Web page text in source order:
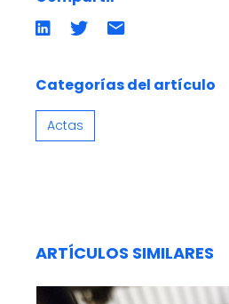
Compartir
en
Compartir
en
Compartir
por
email
Categorías del artículo
Actas
ARTÍCULOS SIMILARES